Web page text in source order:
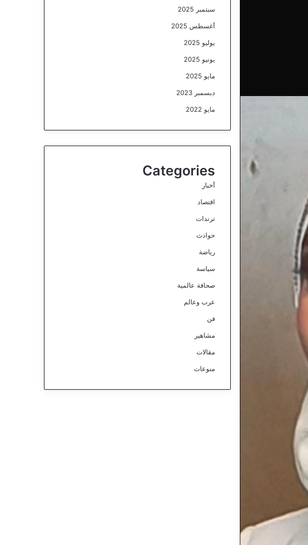
سبتمبر 2025
أغسطس 2025
يوليو 2025
يونيو 2025
مايو 2025
ديسمبر 2023
مايو 2022
Categories
أخبار
اقتصاد
ترندات
حوادث
رياضة
سياسة
صحافة عالمية
عرب وعالم
فن
مشاهير
مقالات
منوعات